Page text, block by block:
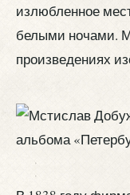
излюбленное
белыми ночами.
произведениях